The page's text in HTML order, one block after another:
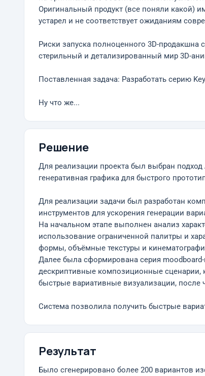
Оригинальный продукт (все поняли какой)
устарел и не соответствует ожиданиям
Риски запуска полноценного 3D-
стерильный и детализированный мир 3D-
Поставленная задача: Разработать серию
Ну что же...
Решение
Для реализации проекта был выбран
генеративная графика для быстрого
Для реализации задачи был разработан
инструментов для ускорения генерации
На начальном этапе выполнен анализ
использование ограниченной палитры и
формы, объёмные текстуры и
Далее была сформирована серия
дескриптивные композиционные сценарии,
быстрые вариативные визуализации, после
Система позволила получить быстрые
Результат
Было сгенерировано более 200 вариантов